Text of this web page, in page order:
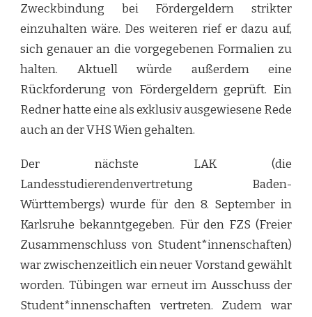
Zweckbindung bei Fördergeldern strikter
einzuhalten wäre. Des weiteren rief er dazu auf,
sich genauer an die vorgegebenen Formalien zu
halten. Aktuell würde außerdem eine
Rückforderung von Fördergeldern geprüft. Ein
Redner hatte eine als exklusiv ausgewiesene Rede
auch an der VHS Wien gehalten.
Der nächste LAK (die
Landesstudierendenvertretung Baden-
Württembergs) wurde für den 8. September in
Karlsruhe bekanntgegeben. Für den FZS (Freier
Zusammenschluss von Student*innenschaften)
war zwischenzeitlich ein neuer Vorstand gewählt
worden. Tübingen war erneut im Ausschuss der
Student*innenschaften vertreten. Zudem war